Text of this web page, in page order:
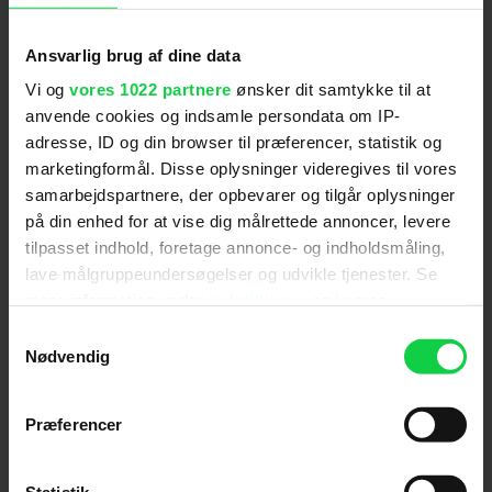
Ansvarlig brug af dine data
Vi og vores 1022 partnere ønsker dit samtykke til at
anvende cookies og indsamle persondata om IP-
adresse, ID og din browser til præferencer, statistik og
marketingformål. Disse oplysninger videregives til vores
samarbejdspartnere, der opbevarer og tilgår oplysninger
på din enhed for at vise dig målrettede annoncer, levere
tilpasset indhold, foretage annonce- og indholdsmåling,
lave målgruppeundersøgelser og udvikle tjenester. Se
tilbage eller ændre indstillinger fra vores
"Cookiedeklaration", eller ved at trykke på "Privacy
Nødvendig
Præferencer
Kontakt og find vej
BIG BIO Herlev
Herlev Hovedgade 31
2730 Herlev
Tlf. 44 94 60 20 (Her kan du søge oplysning om
vores program, åbningstider mv.)
info@bigbio.dk
(Bemærk der kan kun reserveres billetter til
Biografklub Danmark forestillinger)